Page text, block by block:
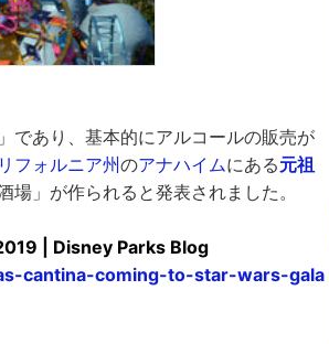
であり、基本的にアルコールの販売が
フォルニア州のアナハイムにある元祖
」が作られると発表されました。
| Disney Parks Blog
cantina-coming-to-star-wars-gala